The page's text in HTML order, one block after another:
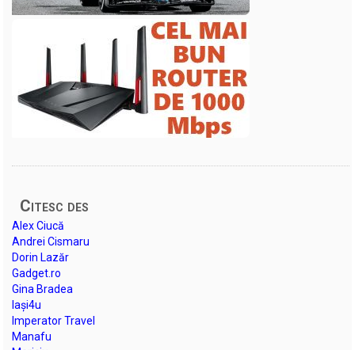
Citesc des
Alex Ciucă
Andrei Cismaru
Dorin Lazăr
Gadget.ro
Gina Bradea
Iași4u
Imperator Travel
Manafu